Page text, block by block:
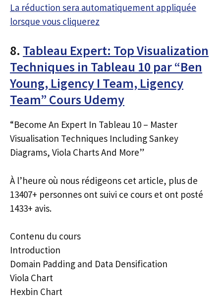
La réduction sera automatiquement appliquée
lorsque vous cliquerez
8. Tableau Expert: Top Visualization
Techniques in Tableau 10 par “Ben
Young, Ligency I Team, Ligency
Team” Cours Udemy
“Become An Expert In Tableau 10 – Master
Visualisation Techniques Including Sankey
Diagrams, Viola Charts And More”
À l’heure où nous rédigeons cet article, plus de
13407+ personnes ont suivi ce cours et ont posté
1433+ avis.
Contenu du cours
Introduction
Domain Padding and Data Densification
Viola Chart
Hexbin Chart